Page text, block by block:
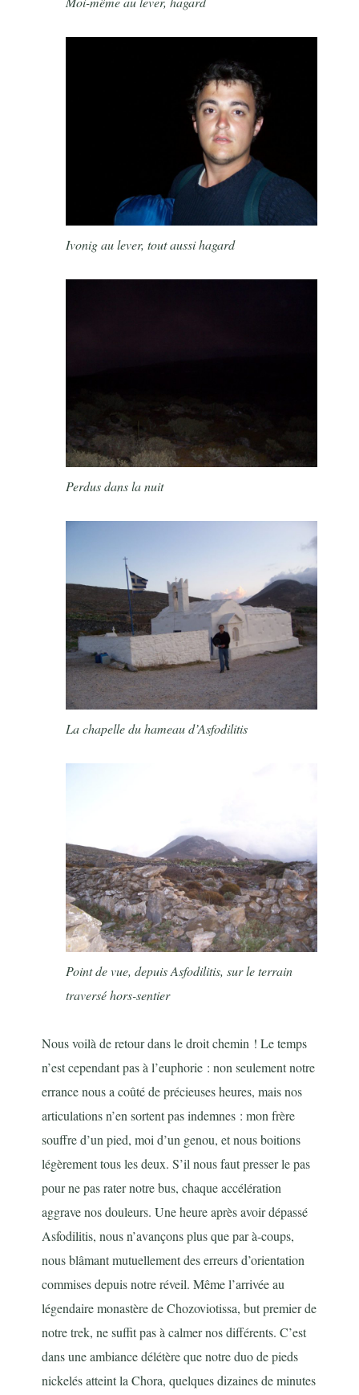
Ivonig au lever, tout aussi hagard
Perdus dans la nuit
La chapelle du hameau d’Asfodilitis
Point de vue, depuis Asfodilitis, sur le terrain
traversé hors-sentier
Nous voilà de retour dans le droit chemin ! Le temps
n’est cependant pas à l’euphorie : non seulement notre
errance nous a coûté de précieuses heures, mais nos
articulations n’en sortent pas indemnes : mon frère
souffre d’un pied, moi d’un genou, et nous boitions
légèrement tous les deux. S’il nous faut presser le pas
pour ne pas rater notre bus, chaque accélération
aggrave nos douleurs. Une heure après avoir dépassé
Asfodilitis, nous n’avançons plus que par à-coups,
nous blâmant mutuellement des erreurs d’orientation
commises depuis notre réveil. Même l’arrivée au
légendaire monastère de Chozoviotissa, but premier de
notre trek, ne suffit pas à calmer nos différents. C’est
dans une ambiance délétère que notre duo de pieds
nickelés atteint la Chora, quelques dizaines de minutes